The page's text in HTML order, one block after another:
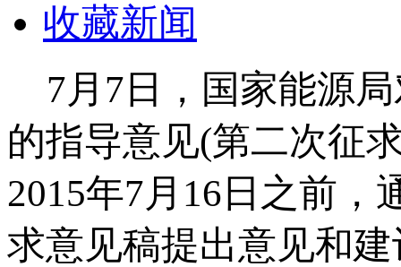
收藏新闻
7月7日，国家能源局
的指导意见(第二次征
2015年7月16日之前，
求意见稿提出意见和